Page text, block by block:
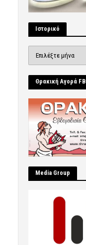
Ιστορικό
Θρακική Αγορά FB
Μedia Group